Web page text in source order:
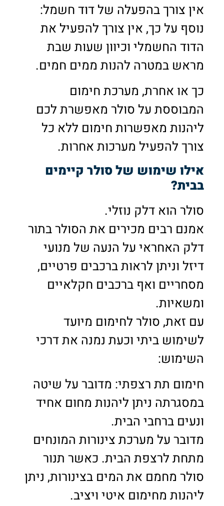
אין צורך בהפעלה של דוד חשמל:
נוסף על כך, אין צורך להפעיל את
הדוד החשמלי וכיוון שעות שבת
מראש במטרה להנות ממים חמים.
כך או אחרת, מערכת חימום
המבוססת על סולר מאפשרת לכם
ליהנות מאפשרות חימום ללא כל
צורך להפעיל מערכות אחרות.
אילו שימוש של סולר קיימים
בבית?
סולר הוא דלק נוזלי.
אמנם רבים מכירים את הסולר בתור
דלק האחראי על הנעה של מנועי
דיזל וניתן לראות ברכבים פרטיים,
מסחריים ואף ברכבים חקלאיים
ומשאיות.
עם זאת, סולר לחימום מיועד
לשימוש ביתי וכעת נמנה את דרכי
השימוש:
חימום תת רצפתי: מדובר על שיטה
במסגרתה ניתן ליהנות מחום אחיד
ונעים ברחבי הבית.
מדובר על מערכת צינורות המונחים
מתחת לרצפת הבית. כאשר תנור
סולר מחמם את המים בצינורות, ניתן
ליהנות מחימום איטי ויציב.